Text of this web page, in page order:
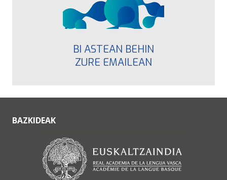
BI ASTEAN BEHIN
ZURE EMAILEAN
BAZKIDEAK